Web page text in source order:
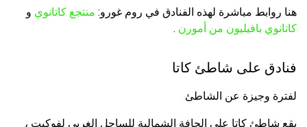
هنا روابط مباشرة لهذه الفنادق في روم غورو: منتجع كاتانوي و
كاتانوي بافيليون من أمورن .
فنادق على شاطئ كاتا
لفترة وجيزة عن الشاطئ
يقع شاطئ كاتا على الحافة الشمالية للساحل الغربي لفوكيت ،